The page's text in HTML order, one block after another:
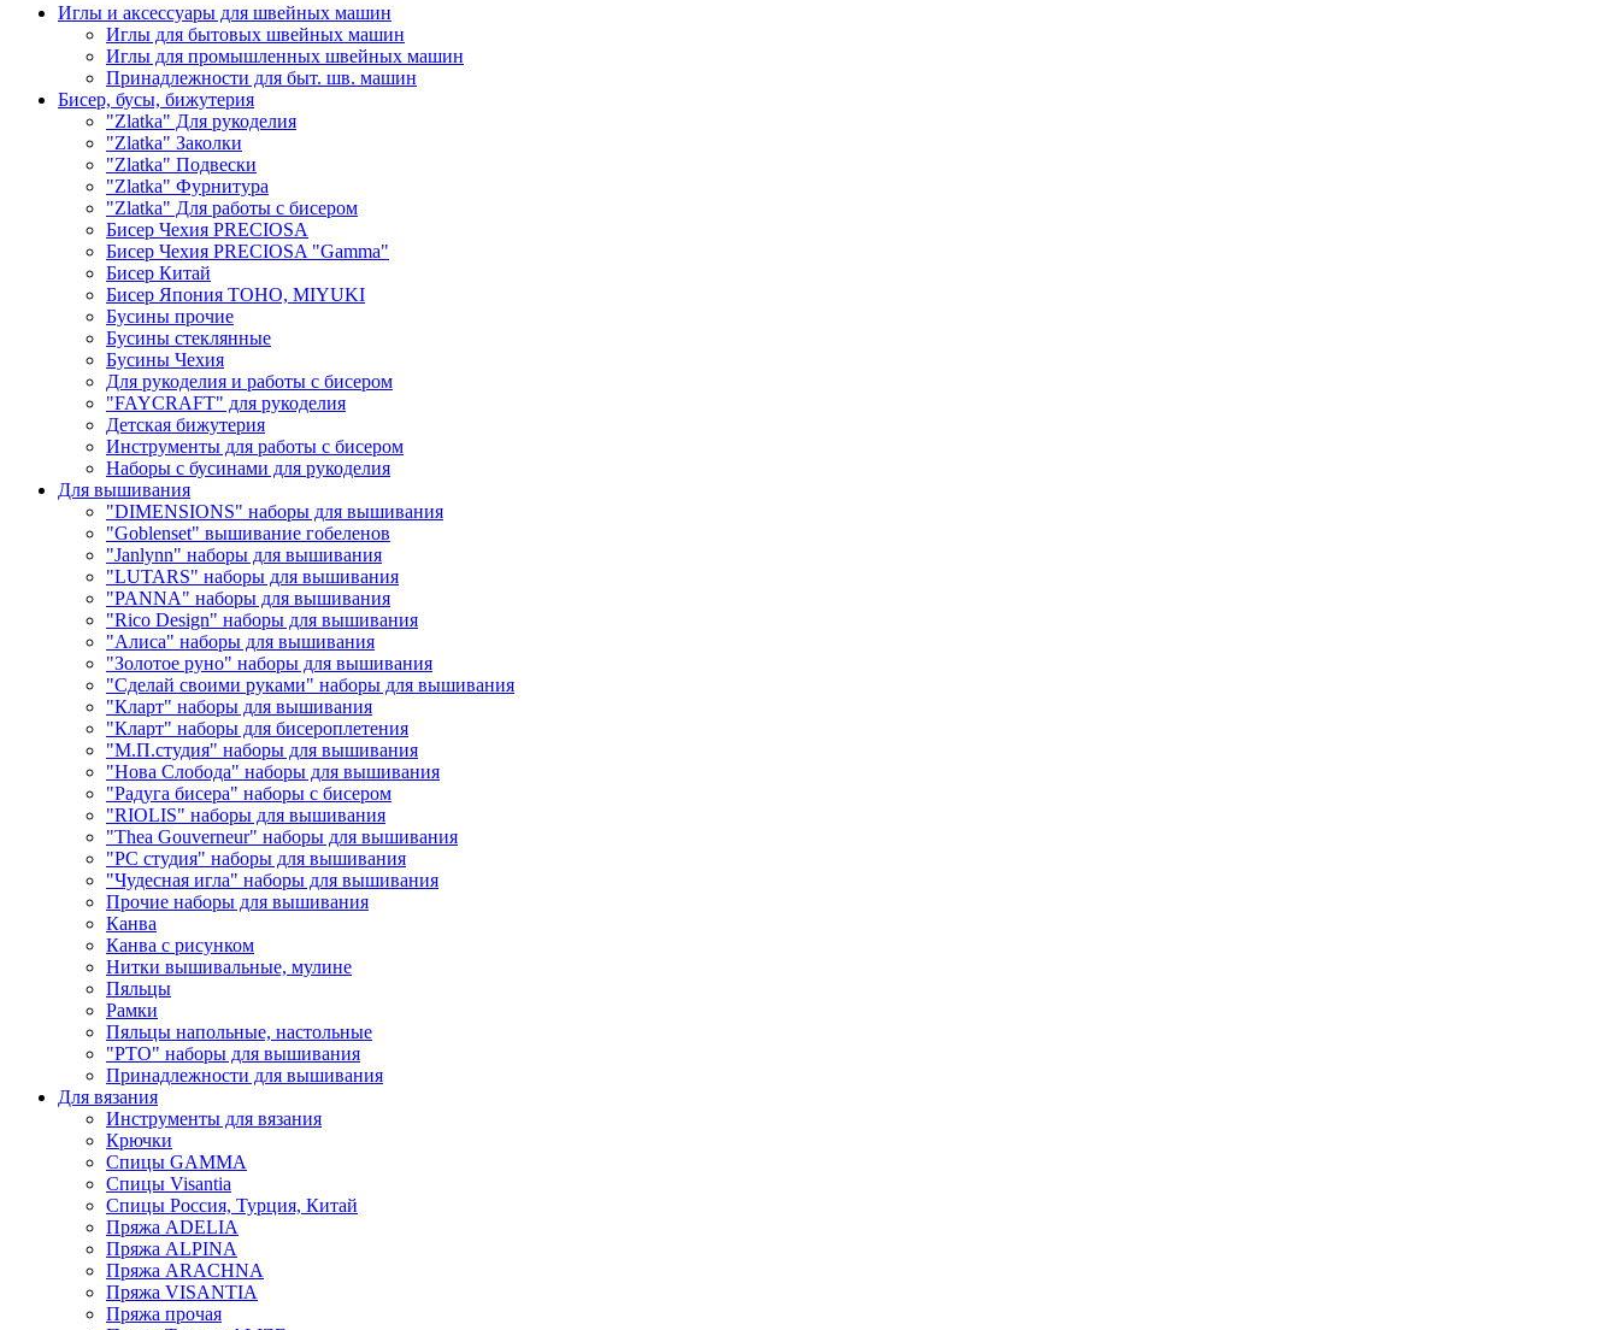
Иглы и аксессуары для швейных машин
Иглы для бытовых швейных машин
Иглы для промышленных швейных машин
Принадлежности для быт. шв. машин
Бисер, бусы, бижутерия
"Zlatka" Для рукоделия
"Zlatka" Заколки
"Zlatka" Подвески
"Zlatka" Фурнитура
"Zlatka" Для работы с бисером
Бисер Чехия PRECIOSA
Бисер Чехия PRECIOSA "Gamma"
Бисер Китай
Бисер Япония TOHO, MIYUKI
Бусины прочие
Бусины стеклянные
Бусины Чехия
Для рукоделия и работы с бисером
"FAYCRAFT" для рукоделия
Детская бижутерия
Инструменты для работы с бисером
Наборы с бусинами для рукоделия
Для вышивания
"DIMENSIONS" наборы для вышивания
"Goblenset" вышивание гобеленов
"Janlynn" наборы для вышивания
"LUTARS" наборы для вышивания
"PANNA" наборы для вышивания
"Rico Design" наборы для вышивания
"Алиса" наборы для вышивания
"Золотое руно" наборы для вышивания
"Сделай своими руками" наборы для вышивания
"Кларт" наборы для вышивания
"Кларт" наборы для бисероплетения
"М.П.студия" наборы для вышивания
"Нова Слобода" наборы для вышивания
"Радуга бисера" наборы с бисером
"RIOLIS" наборы для вышивания
"Thea Gouverneur" наборы для вышивания
"РС студия" наборы для вышивания
"Чудесная игла" наборы для вышивания
Прочие наборы для вышивания
Канва
Канва с рисунком
Нитки вышивальные, мулине
Пяльцы
Рамки
Пяльцы напольные, настольные
"РТО" наборы для вышивания
Принадлежности для вышивания
Для вязания
Инструменты для вязания
Крючки
Спицы GAMMA
Спицы Visantia
Спицы Россия, Турция, Китай
Пряжа ADELIA
Пряжа ALPINA
Пряжа ARACHNA
Пряжа VISANTIA
Пряжа прочая